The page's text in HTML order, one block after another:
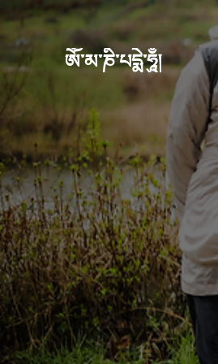
ཨོཾ་མ་ཎི་པདྨེ་ཧཱུྃ།